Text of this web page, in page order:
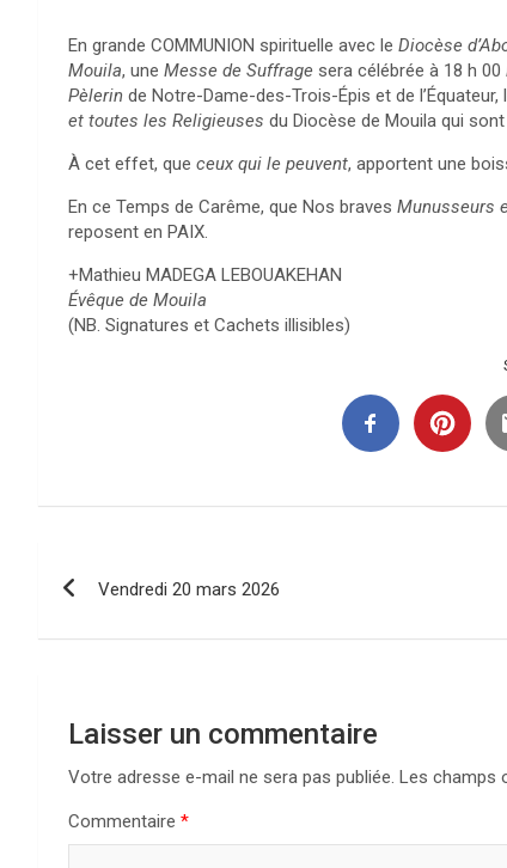
En grande COMMUNION spirituelle avec le Diocèse
Mouila, une Messe de Suffrage sera célébrée à 18 h 00
Pèlerin de Notre-Dame-des-Trois-Épis et de l’Équateur,
et toutes les Religieuses du Diocèse de Mouila qui
À cet effet, que ceux qui le peuvent, apportent une
En ce Temps de Carême, que Nos braves Munusseurs
reposent en PAIX.
+Mathieu MADEGA LEBOUAKEHAN
Évêque de Mouila
(NB. Signatures et Cachets illisibles)
Vendredi 20 mars 2026
Laisser un commentaire
Votre adresse e-mail ne sera pas publiée. Les champs
Commentaire *